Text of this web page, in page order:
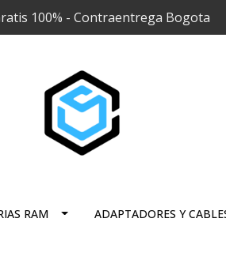
100% - Contraentrega Bogota
RAM ADAPTADORES Y